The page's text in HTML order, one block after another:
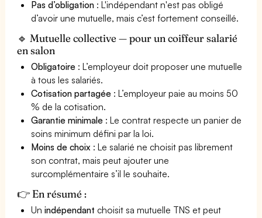
Pas d’obligation : L'indépendant n'est pas obligé
d’avoir une mutuelle, mais c’est fortement conseillé.
🔹 Mutuelle collective — pour un coiffeur salarié
en salon
Obligatoire : L’employeur doit proposer une mutuelle
à tous les salariés.
Cotisation partagée : L’employeur paie au moins 50
% de la cotisation.
Garantie minimale : Le contrat respecte un panier de
soins minimum défini par la loi.
Moins de choix : Le salarié ne choisit pas librement
son contrat, mais peut ajouter une
surcomplémentaire s’il le souhaite.
👉 En résumé :
Unindépendant choisit sa mutuelle TNS et peut